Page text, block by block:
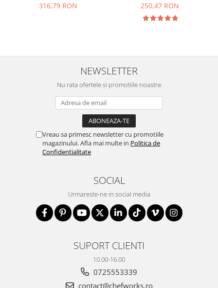
316,79 RON
250,47 RON
NEWSLETTER
Nu rata ofertele si promotiile noastre
Vreau sa primesc newsletter cu promotiile
magazinului. Afla mai multe in Politica de
Confidentialitate
SOCIAL
Urmareste-ne in social media
SUPORT CLIENTI
10.00-16.00
0725553339
contact@chefworks.ro